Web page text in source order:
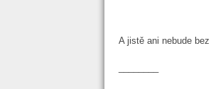
A jistě ani nebude